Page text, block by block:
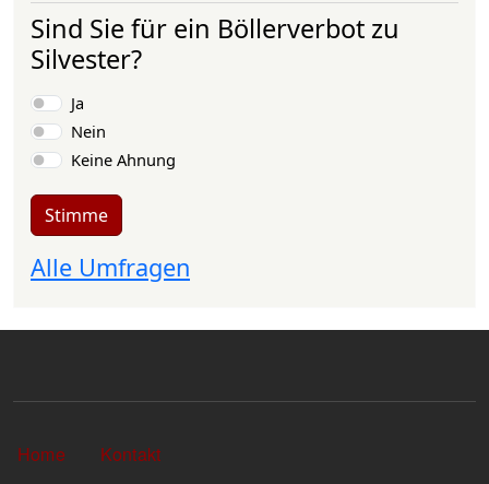
Sind Sie für ein Böllerverbot zu
Silvester?
Auswahlmöglichkeiten
Ja
Nein
Keine Ahnung
Stimme
Alle Umfragen
Sekundärlinks
Home Kontakt